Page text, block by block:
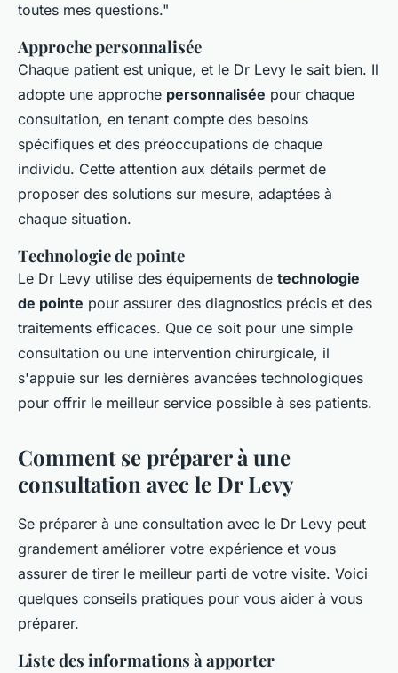
toutes mes questions."
Approche personnalisée
Chaque patient est unique, et le Dr Levy le sait bien. Il
adopte une approche personnalisée pour chaque
consultation, en tenant compte des besoins
spécifiques et des préoccupations de chaque
individu. Cette attention aux détails permet de
proposer des solutions sur mesure, adaptées à
chaque situation.
Technologie de pointe
Le Dr Levy utilise des équipements de technologie
de pointe pour assurer des diagnostics précis et des
traitements efficaces. Que ce soit pour une simple
consultation ou une intervention chirurgicale, il
s'appuie sur les dernières avancées technologiques
pour offrir le meilleur service possible à ses patients.
Comment se préparer à une
consultation avec le Dr Levy
Se préparer à une consultation avec le Dr Levy peut
grandement améliorer votre expérience et vous
assurer de tirer le meilleur parti de votre visite. Voici
quelques conseils pratiques pour vous aider à vous
préparer.
Liste des informations à apporter